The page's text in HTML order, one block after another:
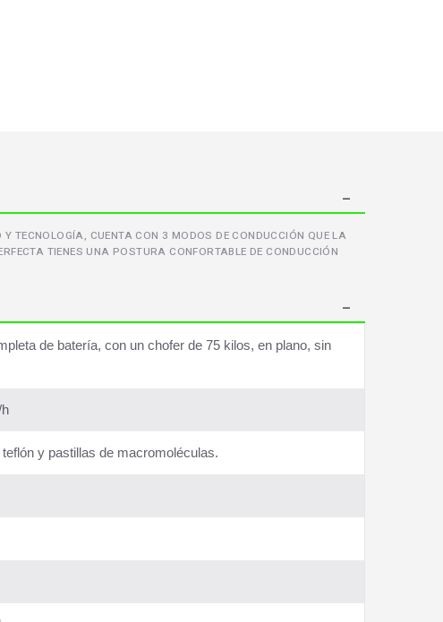
TECNOLOGÍA, CUENTA CON 3 MODOS DE CONDUCCIÓN QUE LA
TIENES UNA POSTURA CONFORTABLE DE CONDUCCIÓN
de batería, con un chofer de 75 kilos, en plano, sin
y pastillas de macromoléculas.